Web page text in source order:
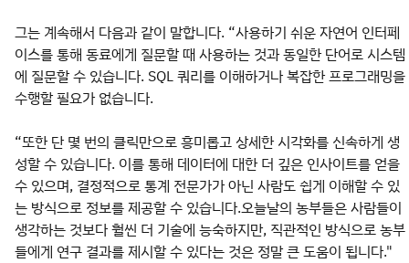
그는 계속해서 다음과 같이 말합니다. “사용하기 쉬운 자연어 인터페
이스를 통해 동료에게 질문할 때 사용하는 것과 동일한 단어로 시스템
에 질문할 수 있습니다. SQL 쿼리를 이해하거나 복잡한 프로그래밍을
수행할 필요가 없습니다.
“또한 단 몇 번의 클릭만으로 흥미롭고 상세한 시각화를 신속하게 생
성할 수 있습니다. 이를 통해 데이터에 대한 더 깊은 인사이트를 얻을
수 있으며, 결정적으로 통계 전문가가 아닌 사람도 쉽게 이해할 수 있
는 방식으로 정보를 제공할 수 있습니다.오늘날의 농부들은 사람들이
생각하는 것보다 훨씬 더 기술에 능숙하지만, 직관적인 방식으로 농부
들에게 연구 결과를 제시할 수 있다는 것은 정말 큰 도움이 됩니다."